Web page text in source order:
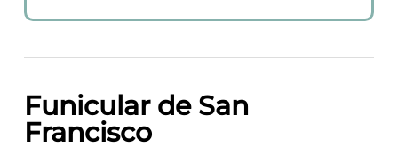
Funicular de San
Francisco